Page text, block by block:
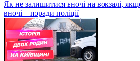
Як не залишитися вночі на вокзалі,
вночі – поради поліції